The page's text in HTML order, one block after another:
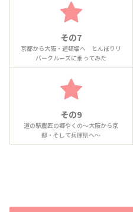
その7
京都から大阪・道頓堀へ とんぼりリ
バークルーズに乗ってみた
その9
道の駅農匠の郷やくの～大阪から京
都・そして兵庫県へ～